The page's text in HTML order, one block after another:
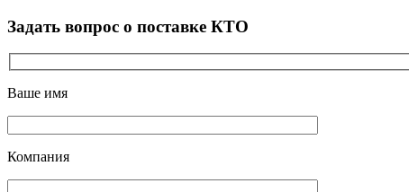
Задать вопрос о поставке КТО
Ваше имя
Компания